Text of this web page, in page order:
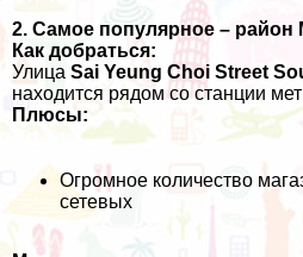
2. Самое популярное – район
Как добраться:
Улица Sai Yeung Choi Street
находится рядом со станции
Плюсы:
Огромное количество
сетевых